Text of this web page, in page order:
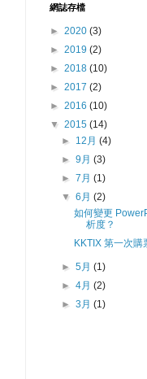
網誌存檔
► 2020 (3)
► 2019 (2)
► 2018 (10)
► 2017 (2)
► 2016 (10)
▼ 2015 (14)
► 12月(4)
►9月(3)
►7月(1)
▼6月(2)
如何變更
析度？
KKTIX 第一次購
►5月(1)
►4月(2)
►3月(1)